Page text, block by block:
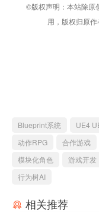
©版权声明：本站除原
用，版权归原作
Blueprint系统 UE4
动作RPG
合作游戏
模块化角色
游戏开发
行为树AI
相关推荐